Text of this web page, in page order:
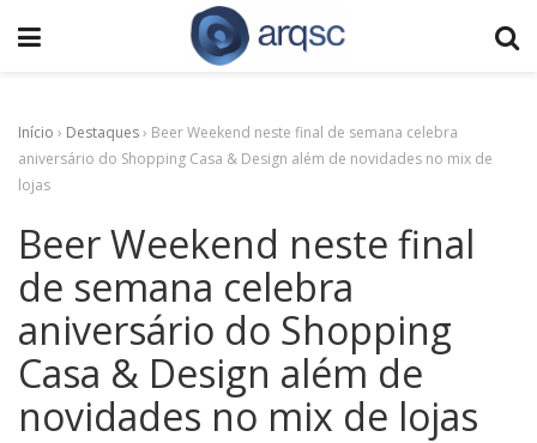
Início › Destaques› Beer Weekend neste final de semana celebra
aniversário do Shopping Casa & Design além de novidades no mix de
lojas
Beer Weekend neste final
de semana celebra
aniversário do Shopping
Casa & Design além de
novidades no mix de lojas